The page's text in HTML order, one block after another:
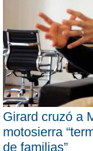
Girard cruzó a
motosierra
de familias”